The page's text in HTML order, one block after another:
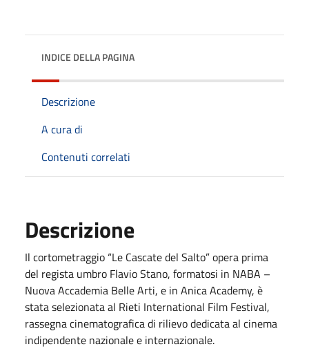
INDICE DELLA PAGINA
Descrizione
A cura di
Contenuti correlati
Descrizione
Il cortometraggio “Le Cascate del Salto” opera prima
del regista umbro Flavio Stano, formatosi in NABA –
Nuova Accademia Belle Arti, e in Anica Academy, è
stata selezionata al Rieti International Film Festival,
rassegna cinematografica di rilievo dedicata al cinema
indipendente nazionale e internazionale.